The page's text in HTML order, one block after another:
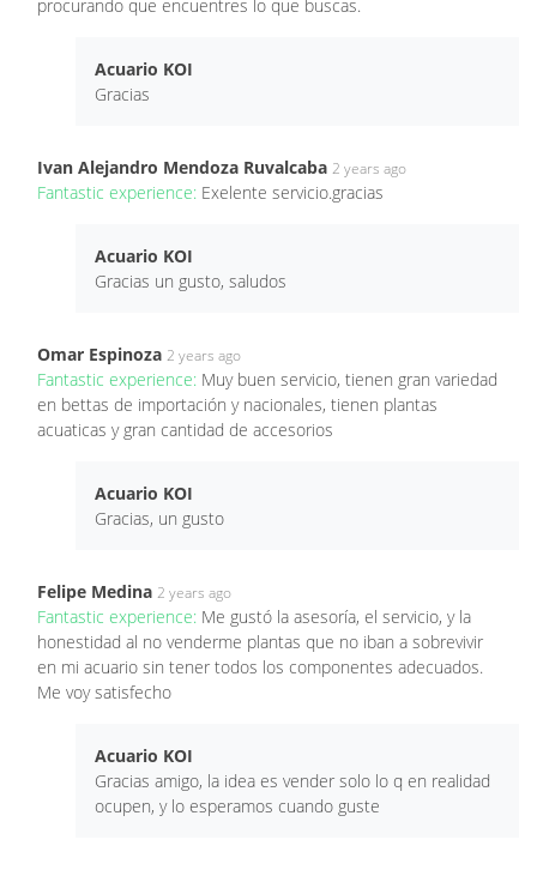
procurando que encuentres lo que buscas.
Acuario KOI
Gracias
Ivan Alejandro Mendoza Ruvalcaba 2 years ago
Fantastic experience: Exelente servicio.gracias
Acuario KOI
Gracias un gusto, saludos
Omar Espinoza 2 years ago
Fantastic experience: Muy buen servicio, tienen gran variedad
en bettas de importación y nacionales, tienen plantas
acuaticas y gran cantidad de accesorios
Acuario KOI
Gracias, un gusto
Felipe Medina 2 years ago
Fantastic experience: Me gustó la asesoría, el servicio, y la
honestidad al no venderme plantas que no iban a sobrevivir
en mi acuario sin tener todos los componentes adecuados.
Me voy satisfecho
Acuario KOI
Gracias amigo, la idea es vender solo lo q en realidad
ocupen, y lo esperamos cuando guste